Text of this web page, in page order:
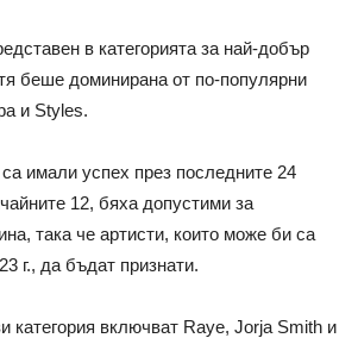
в категорията за най-добър
беше доминирана от по-популярни
и Styles.
имали успех през последните 24
12, бяха допустими за
така че артисти, които може би са
г., да бъдат признати.
категория включват Raye, Jorja Smith и